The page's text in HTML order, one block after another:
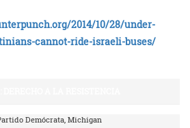
2014/10/28/under-
cannot-ride-israeli-buses/
Demócrata, Michigan